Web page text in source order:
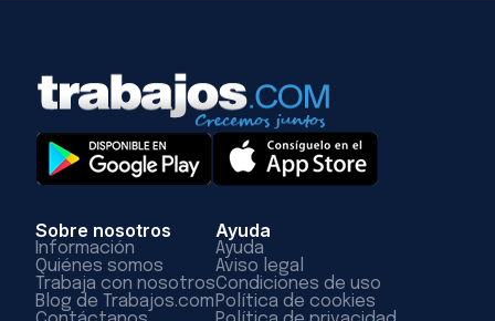
Sobre nosotros
Información
Quiénes somos
Trabaja con nosotros
Blog de Trabajos.com
Ayuda
Ayuda
Aviso legal
Condiciones de uso
Política de cookies